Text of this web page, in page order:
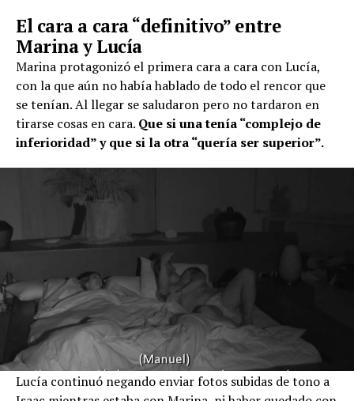
El cara a cara “definitivo” entre
Marina y Lucía
Marina protagonizó el primera cara a cara con Lucía,
con la que aún no había hablado de todo el rencor que
se tenían. Al llegar se saludaron pero no tardaron en
tirarse cosas en cara. Que si una tenía “complejo de
inferioridad” y que si la otra “quería ser superior”.
Lucía continuó negando enviar fotos subidas de tono a